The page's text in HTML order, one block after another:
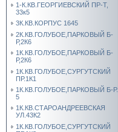
1-К.КВ.ГЕОРГИЕВСКИЙ ПР-Т,
33к5
3К.КВ.КОРПУС 1645
2К.КВ.ГОЛУБОЕ,ПАРКОВЫЙ Б-
Р,2К6
1К.КВ.ГОЛУБОЕ,ПАРКОВЫЙ Б-
Р,2К6
1К.КВ.ГОЛУБОЕ,СУРГУТСКИЙ
ПР.1К1
1К.КВ.ГОЛУБОЕ,ПАРКОВЫЙ Б-Р.
5
1К.КВ.СТАРОАНДРЕЕВСКАЯ
УЛ.43К2
1К.КВ.ГОЛУБОЕ,СУРГУТСКИЙ